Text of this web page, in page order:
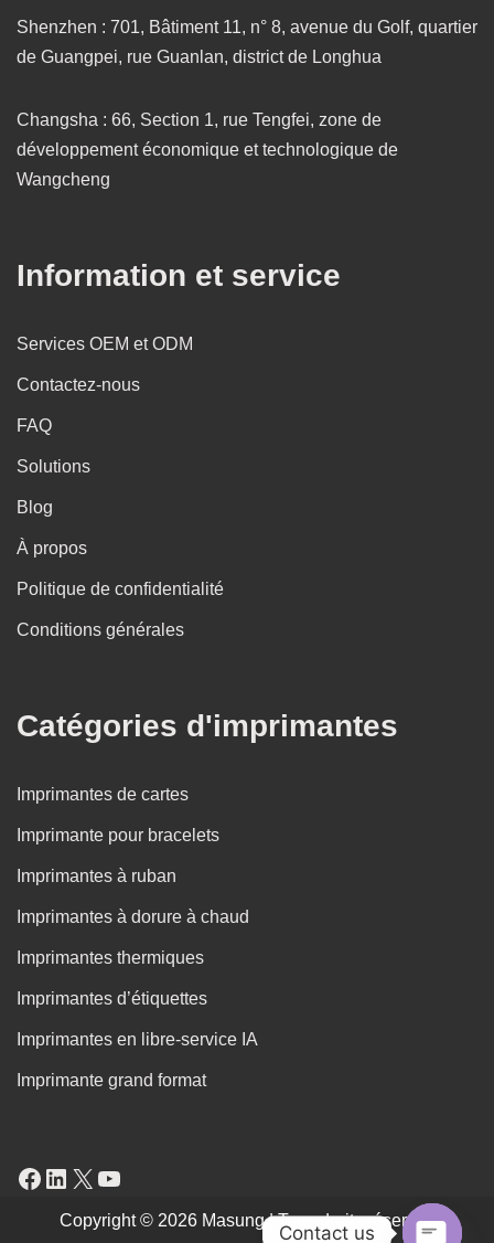
Shenzhen : 701, Bâtiment 11, n° 8, avenue du Golf, quartier
de Guangpei, rue Guanlan, district de Longhua
Changsha : 66, Section 1, rue Tengfei, zone de
développement économique et technologique de
Wangcheng
Information et service
Services OEM et ODM
Contactez-nous
FAQ
Solutions
Blog
À propos
Politique de confidentialité
Conditions générales
Catégories d'imprimantes
Imprimantes de cartes
Imprimante pour bracelets
Imprimantes à ruban
Imprimantes à dorure à chaud
Imprimantes thermiques
Imprimantes d’étiquettes
Imprimantes en libre-service IA
Imprimante grand format
Copyright © 2026 Masung | Tous droits réservés
Contact us